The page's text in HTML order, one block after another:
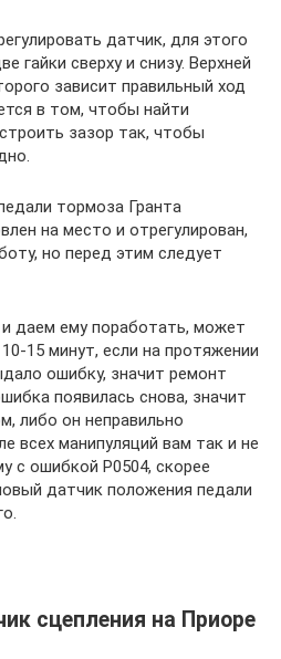
датчик, для этого
гайки сверху и снизу. Верхней
зависит правильный ход
в том, чтобы найти
зазор так, чтобы
тормоза Гранта
на место и отрегулирован,
но перед этим следует
даем ему поработать, может
15 минут, если на протяжении
ошибку, значит ремонт
появилась снова, значит
либо он неправильно
всех манипуляций вам так и не
с ошибкой Р0504, скорее
датчик положения педали
сцепления на Приоре